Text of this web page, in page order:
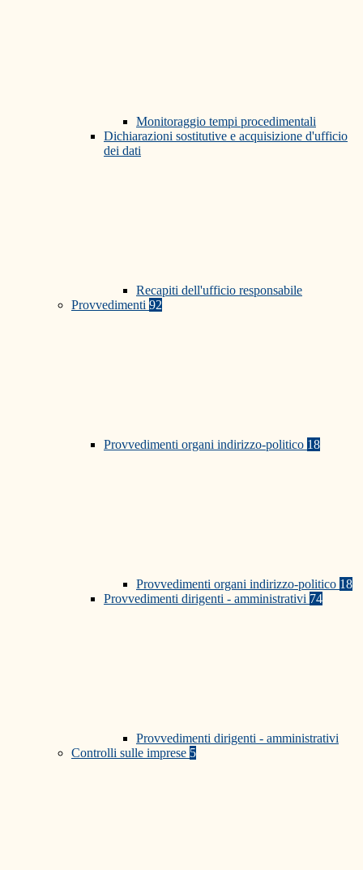
Monitoraggio tempi procedimentali
Dichiarazioni sostitutive e acquisizione d'ufficio
dei dati
Recapiti dell'ufficio responsabile
Provvedimenti 92
Provvedimenti organi indirizzo-politico 18
Provvedimenti organi indirizzo-politico 18
Provvedimenti dirigenti - amministrativi 74
Provvedimenti dirigenti - amministrativi
Controlli sulle imprese 5